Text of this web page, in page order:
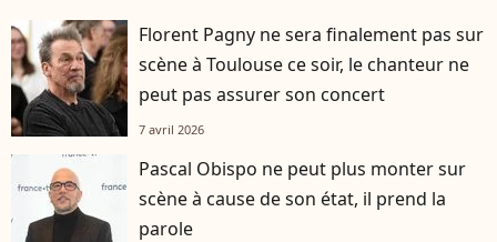
Florent Pagny ne sera finalement pas sur
scène à Toulouse ce soir, le chanteur ne
peut pas assurer son concert
7 avril 2026
Pascal Obispo ne peut plus monter sur
scène à cause de son état, il prend la
parole